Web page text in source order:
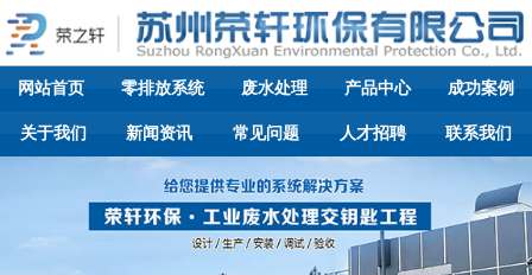
网站首页 零排放系统 废水处理 产品中心 成功案例
关于我们 新闻资讯 常见问题 人才招聘 联系我们